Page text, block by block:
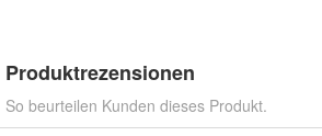
Produktrezensionen
So beurteilen Kunden dieses Produkt.